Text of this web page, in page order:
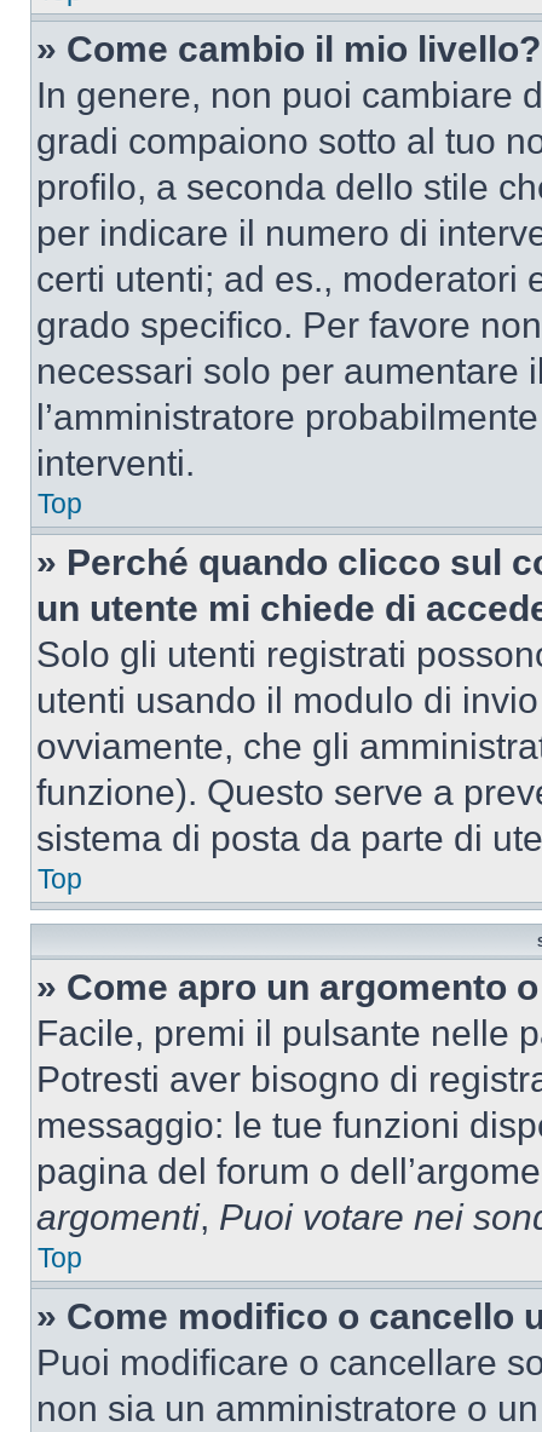
» Come cambio il mio livello?
In genere, non puoi cambiare
gradi compaiono sotto al tuo
profilo, a seconda dello stile
per indicare il numero di
certi utenti; ad es., moderatori
grado specifico. Per favore
necessari solo per aumentare
l’amministratore
interventi.
Top
» Perché quando clicco sul
un utente mi chiede di
Solo gli utenti registrati
utenti usando il modulo di
ovviamente, che gli
funzione). Questo serve a
sistema di posta da parte di
Top
» Come apro un argomento
Facile, premi il pulsante nelle
Potresti aver bisogno di
messaggio: le tue funzioni
pagina del forum o
argomenti, Puoi votare nei
Top
» Come modifico o cancello
Puoi modificare o cancellare
non sia un amministratore o